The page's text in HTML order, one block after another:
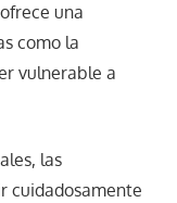
una
como la
vulnerable a
las
cuidadosamente